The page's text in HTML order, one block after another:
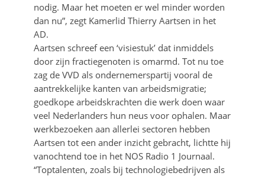
nodig. Maar het moeten er wel minder worden
dan nu”, zegt Kamerlid Thierry Aartsen in het
AD.
Aartsen schreef een ‘visiestuk’ dat inmiddels
door zijn fractiegenoten is omarmd. Tot nu toe
zag de VVD als ondernemerspartij vooral de
aantrekkelijke kanten van arbeidsmigratie;
goedkope arbeidskrachten die werk doen waar
veel Nederlanders hun neus voor ophalen. Maar
werkbezoeken aan allerlei sectoren hebben
Aartsen tot een ander inzicht gebracht, lichtte hij
vanochtend toe in het NOS Radio 1 Journaal.
“Toptalenten, zoals bij technologiebedrijven als